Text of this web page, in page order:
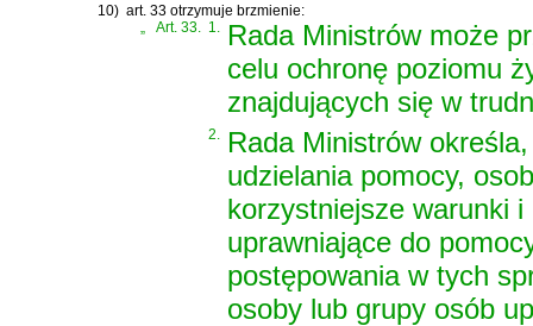
10) art. 33 otrzymuje brzmienie:
Art. 33. 1.
Rada Ministrów może
celu ochronę poziomu
znajdujących się w
2.
Rada Ministrów
udzielania pomocy,
korzystniejsze warunki
uprawniające do
postępowania w tych
osoby lub grupy osób